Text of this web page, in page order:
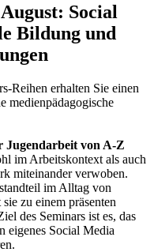
Social
Bildung und
Reihen erhalten Sie einen
medienpädagogische
Jugendarbeit von A-Z
im Arbeitskontext als auch
miteinander verwoben.
im Alltag von
zu einem präsenten
des Seminars ist es, das
eigenes Social Media